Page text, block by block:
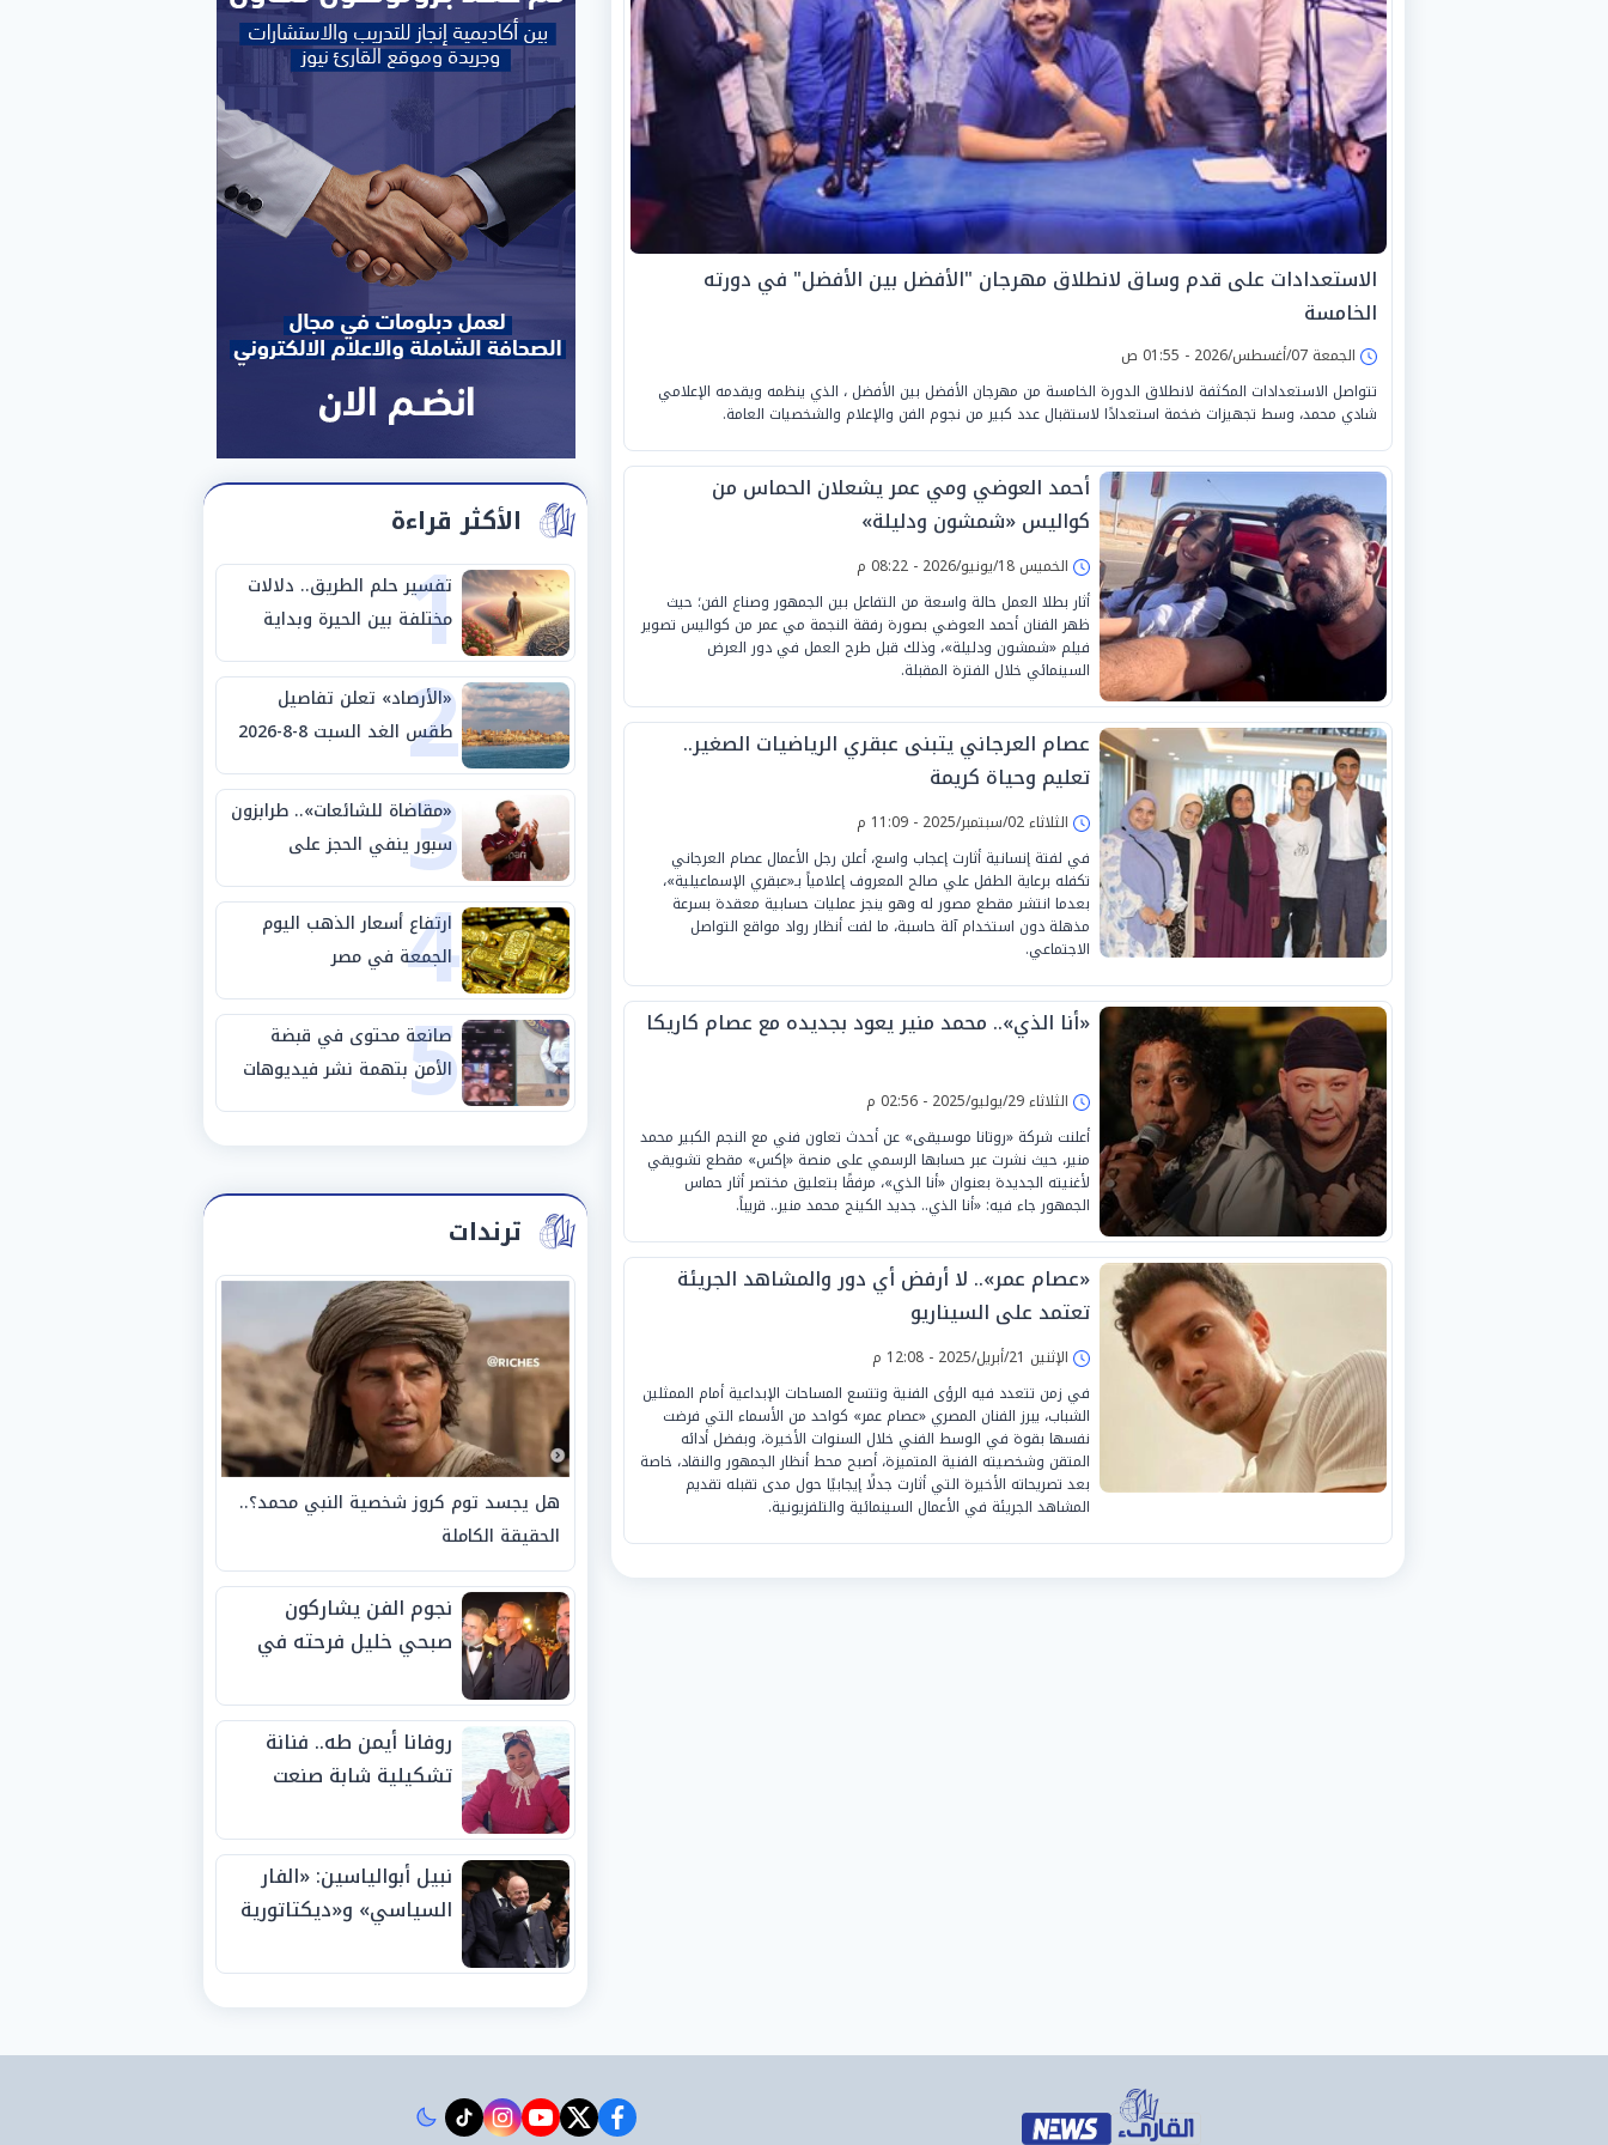
الاستعدادات على قدم وساق لانطلاق مهرجان "الأفضل بين الأفضل" في دورته
الخامسة
الجمعة 07/أغسطس/2026 - 01:55 ص
تتواصل الاستعدادات المكثفة لانطلاق الدورة الخامسة من مهرجان الأفضل بين الأفضل ، الذي ينظمه ويقدمه الإعلامي
شادي محمد، وسط تجهيزات ضخمة استعدادًا لاستقبال عدد كبير من نجوم الفن والإعلام والشخصيات العامة.
أحمد العوضي ومي عمر يشعلان الحماس من
كواليس «شمشون ودليلة»
الخميس 18/يونيو/2026 - 08:22 م
أثار بطلا العمل حالة واسعة من التفاعل بين الجمهور وصناع الفن؛ حيث
ظهر الفنان أحمد العوضي بصورة رفقة النجمة مي عمر من كواليس تصوير
فيلم «شمشون ودليلة»، وذلك قبل طرح العمل في دور العرض
السينمائي خلال الفترة المقبلة.
عصام العرجاني يتبنى عبقري الرياضيات الصغير..
تعليم وحياة كريمة
الثلاثاء 02/سبتمبر/2025 - 11:09 م
في لفتة إنسانية أثارت إعجاب واسع، أعلن رجل الأعمال عصام العرجاني
تكفله برعاية الطفل علي صالح المعروف إعلامياً بـ«عبقري الإسماعيلية»،
بعدما انتشر مقطع مصور له وهو ينجز عمليات حسابية معقدة بسرعة
مذهلة دون استخدام آلة حاسبة، ما لفت أنظار رواد مواقع التواصل
الاجتماعي.
«أنا الذي».. محمد منير يعود بجديده مع عصام كاريكا
الثلاثاء 29/يوليو/2025 - 02:56 م
أعلنت شركة «روتانا موسيقى» عن أحدث تعاون فني مع النجم الكبير محمد
منير، حيث نشرت عبر حسابها الرسمي على منصة «إكس» مقطع تشويقي
لأغنيته الجديدة بعنوان «أنا الذي»، مرفقًا بتعليق مختصر أثار حماس
الجمهور جاء فيه: «أنا الذي.. جديد الكينج محمد منير.. قريباً.
«عصام عمر».. لا أرفض أي دور والمشاهد الجريئة
تعتمد على السيناريو
الإثنين 21/أبريل/2025 - 12:08 م
في زمن تتعدد فيه الرؤى الفنية وتتسع المساحات الإبداعية أمام الممثلين
الشباب، يبرز الفنان المصري «عصام عمر» كواحد من الأسماء التي فرضت
نفسها بقوة في الوسط الفني خلال السنوات الأخيرة، وبفضل أدائه
المتقن وشخصيته الفنية المتميزة، أصبح محط أنظار الجمهور والنقاد، خاصة
بعد تصريحاته الأخيرة التي أثارت جدلًا إيجابيًا حول مدى تقبله تقديم
المشاهد الجريئة في الأعمال السينمائية والتلفزيونية.
الأكثر قراءة
1
تفسير حلم الطريق.. دلالات
مختلفة بين الحيرة وبداية
مرحلة جديدة
2
«الأرصاد» تعلن تفاصيل
طقس الغد السبت 8-8-2026
والظواهر الجوية
3
«مقاضاة للشائعات».. طرابزون
سبور ينفي الحجز على
مستحقات محمد صلاح
4
ارتفاع أسعار الذهب اليوم
الجمعة في مصر
5
صانعة محتوى في قبضة
الأمن بتهمة نشر فيديوهات
خادشة للحياء
ترندات
هل يجسد توم كروز شخصية النبي محمد؟..
الحقيقة الكاملة
نجوم الفن يشاركون
صبحي خليل فرحته في
روفانا أيمن طه.. فنانة
تشكيلية شابة صنعت
الجوائز منذ الصغر
نبيل أبوالياسين: «الفار
السياسي» و«ديكتاتورية
الفيفا».. وإقالة
facebook
twitter
youtube
instagram
tiktok